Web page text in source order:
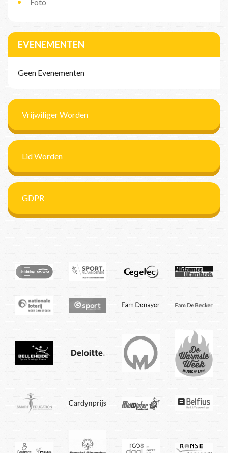
EVENEMENTEN
Geen Evenementen
Vrijwiliger Worden
Lid Worden
GDPR